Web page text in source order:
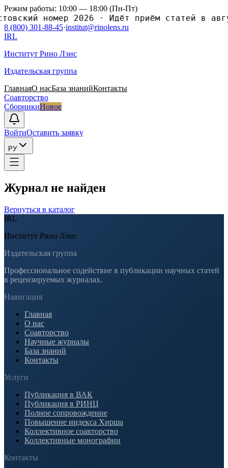
Режим работы: 10:00 — 18:00 (Пн-Пт)
номер 2026·Идёт приём статей в
8 (800) 301-88-45·institut@rinolens.ru
IRL
Институт Рино Лэнс
Издательская группа
ГлавнаяО насБаза знанийКонтакты
Соавторство
СборникиНовое
ВойтиОставить заявку
РУ
Журнал не найден
Вернуться в каталог
IRL
Институт Рино Лэнс
Издательская группа
Профессиональное содействие в публикации научных статей
в рецензируемых журналах.
Навигация
Главная
О нас
Соавторство
Научные журналы
База знаний
Контакты
Услуги
Публикация в ВАК
Публикация в РИНЦ
Полное сопровождение
Повышение индекса Хирша
Коллективное соавторство
Коллективные монографии
Контакты